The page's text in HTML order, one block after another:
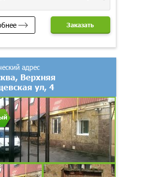
Заказать
адрес
Верхняя
ул, 4